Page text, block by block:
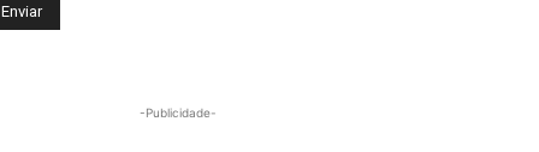
-Publicidade-